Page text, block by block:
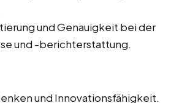
und Genauigkeit bei der
und -berichterstattung.
und Innovationsfähigkeit.